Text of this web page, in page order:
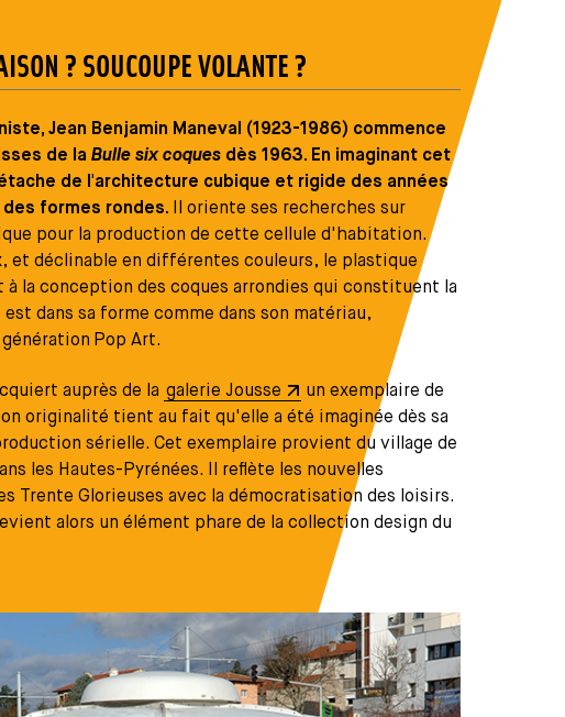
? SOUCOUPE VOLANTE ?
Jean Benjamin Maneval (1923-1986) commence
de la Bulle six coques dès 1963. En imaginant cet
de l'architecture cubique et rigide des années
formes rondes. Il oriente ses recherches sur
pour la production de cette cellule d'habitation.
et déclinable en différentes couleurs, le plastique
la conception des coques arrondies qui constituent la
est dans sa forme comme dans son matériau,
Pop Art.
auprès de la galerie Jousse
un exemplaire de
originalité tient au fait qu'elle a été imaginée dès sa
sérielle. Cet exemplaire provient du village de
les Hautes-Pyrénées. Il reflète les nouvelles
Trente Glorieuses avec la démocratisation des loisirs.
alors un élément phare de la collection design du